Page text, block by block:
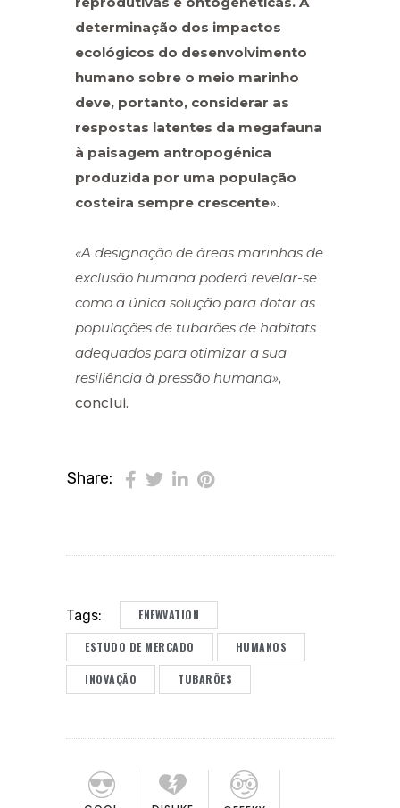
determinação dos impactos
ecológicos do desenvolvimento
humano sobre o meio marinho
deve, portanto, considerar as
respostas latentes da megafauna
à paisagem antropogénica
produzida por uma população
costeira sempre crescente».
«A designação de áreas marinhas de
exclusão humana poderá revelar-se
como a única solução para dotar as
populações de tubarões de habitats
adequados para otimizar a sua
resiliência à pressão humana»,
conclui.
Share:
Tags: ENEWVATION
ESTUDO DE MERCADO HUMANOS
INOVAÇÃO TUBARÕES